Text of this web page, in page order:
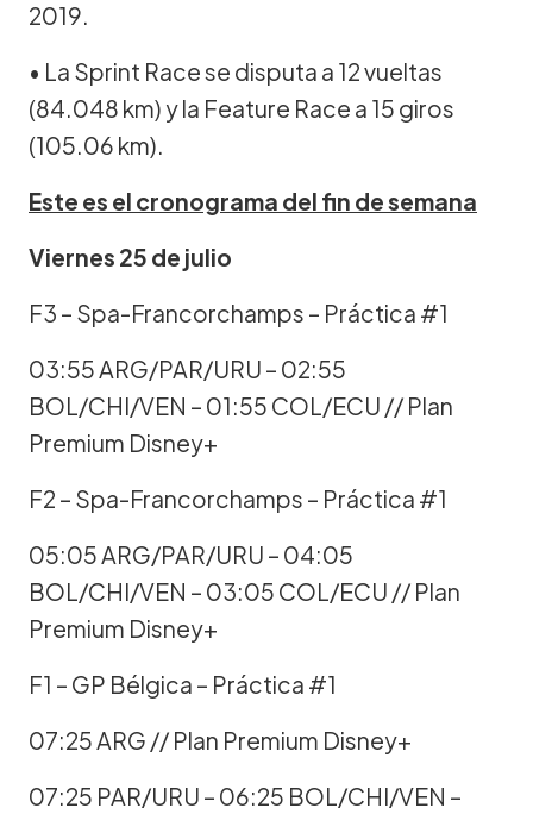
2019.
• La Sprint Race se disputa a 12 vueltas
(84.048 km) y la Feature Race a 15 giros
(105.06 km).
Este es el cronograma del fin de semana
Viernes 25 de julio
F3 – Spa-Francorchamps – Práctica #1
03:55 ARG/PAR/URU – 02:55
BOL/CHI/VEN – 01:55 COL/ECU // Plan
Premium Disney+
F2 – Spa-Francorchamps – Práctica #1
05:05 ARG/PAR/URU – 04:05
BOL/CHI/VEN – 03:05 COL/ECU // Plan
Premium Disney+
F1 – GP Bélgica – Práctica #1
07:25 ARG // Plan Premium Disney+
07:25 PAR/URU – 06:25 BOL/CHI/VEN –